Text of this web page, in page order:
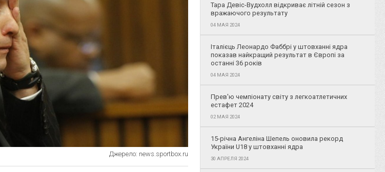
Джерело: news.sportbox.ru
Тара Девіс-Вудхолл відкриває літній сезон з
вражаючого результату
04 МАЯ 2024
Італієць Леонардо Фаббрі у штовханні ядра
показав найкращий результат в Європі за
останні 36 років
04 МАЯ 2024
Прев'ю чемпіонату світу з легкоатлетичних
естафет 2024
02 МАЯ 2024
15-річна Ангеліна Шепель оновила рекорд
України U18 у штовханні ядра
30 АПРЕЛЯ 2024